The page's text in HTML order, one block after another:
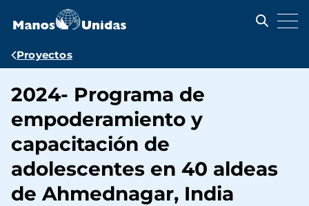
contenido
Ruta
navegación
Proyectos
2024- Programa de
empoderamiento y
capacitación de
adolescentes en 40 aldeas
de Ahmednagar, India